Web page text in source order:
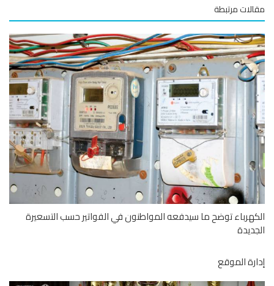
مرتبطة
توضح ما سيدفعه المواطنون في الفواتير حسب التسعيرة
الموقع